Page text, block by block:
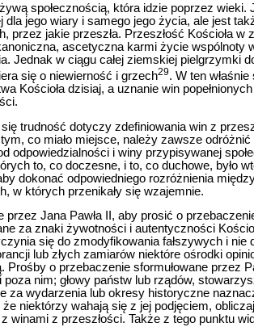
społecznością, która idzie poprzez
dla jego wiary i samego jego życia, ale jest
przez jakie przeszła. Przeszłość Kościoła
ascetyczna karmi życie
Jednak w ciągu całej ziemskiej pielgrzymki
się o niewierność i grzech29. W ten
Kościoła dzisiaj, a uznanie win
się trudność dotyczy zdefiniowania win z
co miało miejsce, należy zawsze
odpowiedzialności i winy przypisywanej
to, co doczesne, i to, co duchowe, było
dokonać odpowiedniego rozróżnienia
w których przenikały się wzajemnie.
przez Jana Pawła II, aby prosić o
za znaki żywotności i autentyczności
się do zmodyfikowania fałszywych i
lub złych zamiarów niektóre ośrodki
Prośby o przebaczenie sformułowane przez
poza nim; głowy państw lub rządów,
za wydarzenia lub okresy historyczne
niektórzy wahają się z jej podjęciem,
winami z przeszłości. Także z tego punktu